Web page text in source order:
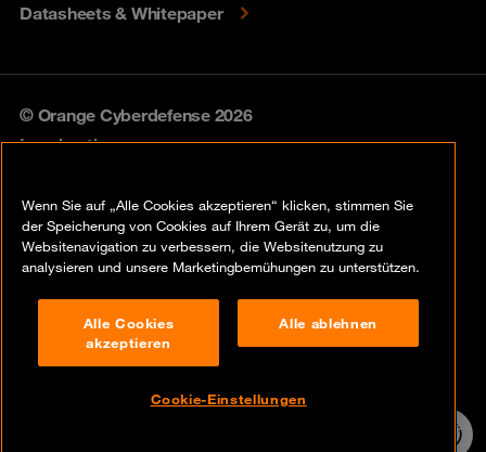
Datasheets & Whitepaper
© Orange Cyberdefense 2026
Legal notice
Vulnerability policy
Compliance
Wenn Sie auf „Alle Cookies akzeptieren“ klicken, stimmen Sie
der Speicherung von Cookies auf Ihrem Gerät zu, um die
Websitenavigation zu verbessern, die Websitenutzung zu
analysieren und unsere Marketingbemühungen zu unterstützen.
Alle Cookies
akzeptieren
Alle ablehnen
Cookie-Einstellungen